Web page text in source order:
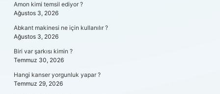
Amon kimi temsil ediyor ?
Ağustos 3, 2026
Abkant makinesi ne için kullanılır ?
Ağustos 3, 2026
Biri var şarkısı kimin ?
Temmuz 30, 2026
Hangi kanser yorgunluk yapar ?
Temmuz 29, 2026